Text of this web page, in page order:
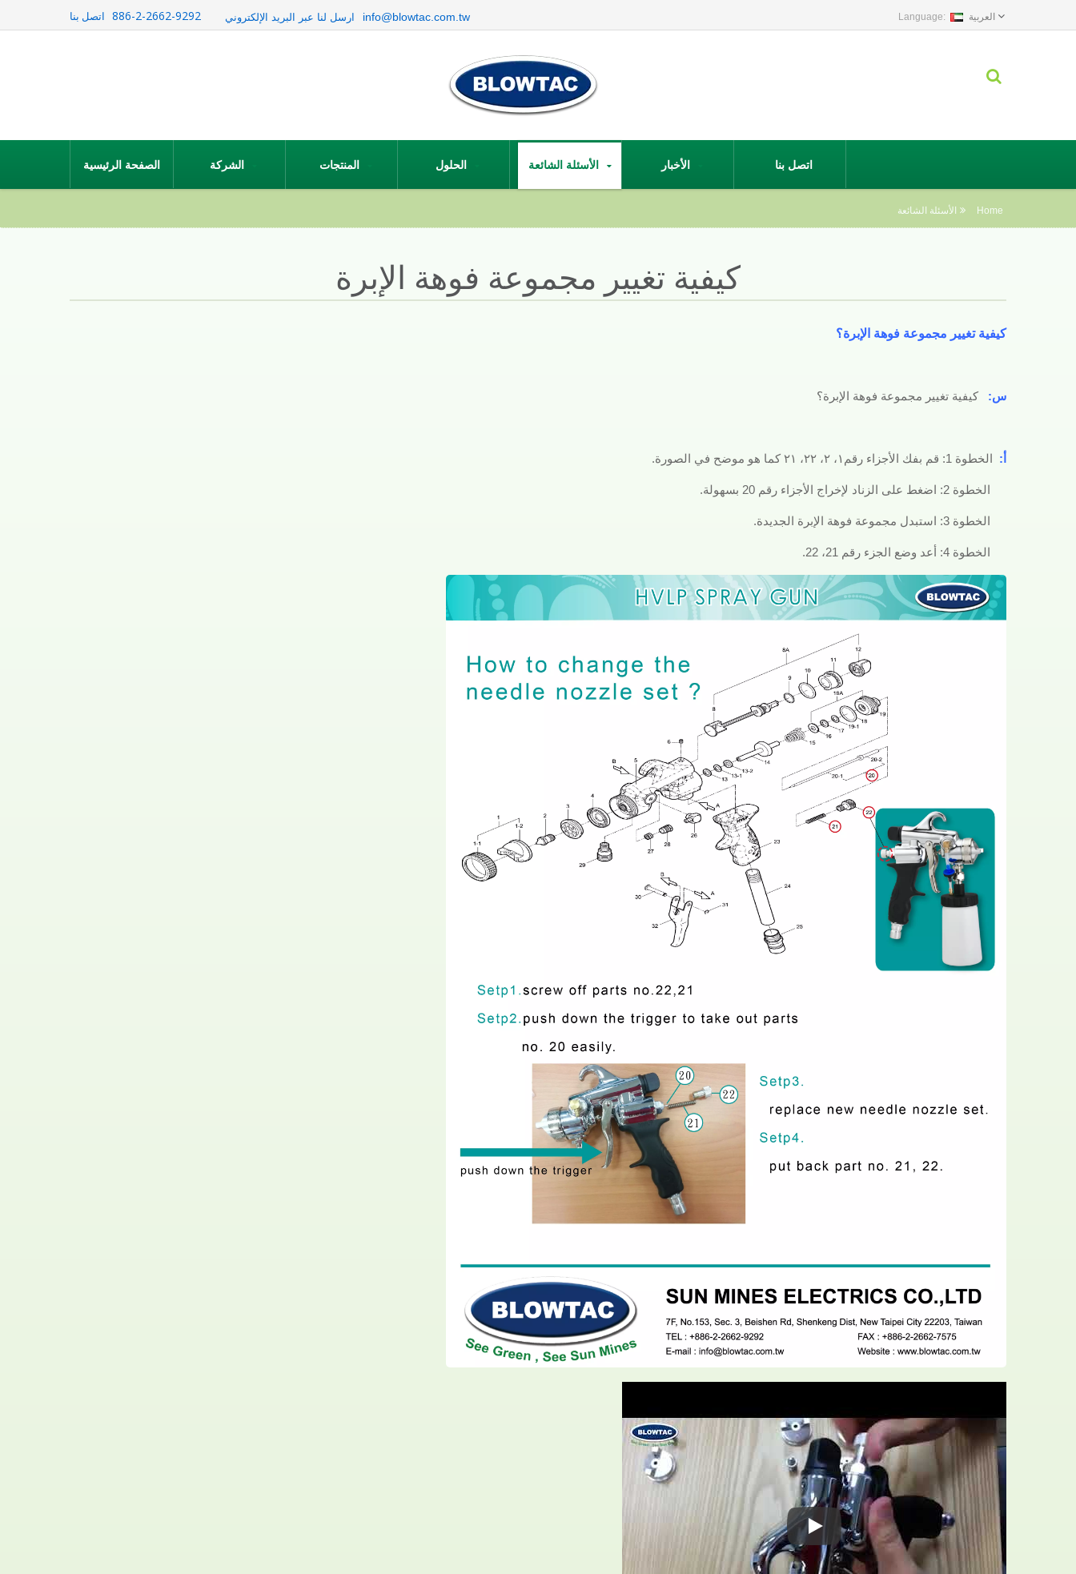
886-2-2662-9292 info@blowtac.com.tw العربية
الصفحة الرئيسية المنتجات الأسئلة الشائعة الأخبار اتصل بنا
Home الأسئلة الشائعة
كيفية تغيير مجموعة فوهة الإبرة
كيفية تغيير مجموعة فوهة الإبرة؟
س: كيفية تغيير مجموعة فوهة الإبرة؟
أ: الخطوة 1: قم بفك الأجزاء رقم١، ٢، ٢٢، ٢١ كما هو موضح في الصورة.
الخطوة 2: اضغط على الزناد لإخراج الأجزاء رقم 20 بسهولة.
الخطوة 3: استبدل مجموعة فوهة الإبرة الجديدة.
الخطوة 4: أعد وضع الجزء رقم 21، 22.
كيفية تغيير مجموعة فوهة الإبرة